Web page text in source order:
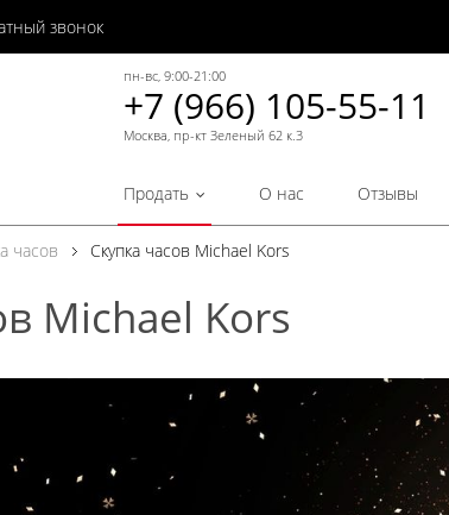
звонок
пн-вс, 9:00-21:00
+7 (966) 105-55-11
Москва, пр-кт Зеленый 62 к.3
Продать О нас Отзывы
часов Скупка часов Michael Kors
Michael Kors